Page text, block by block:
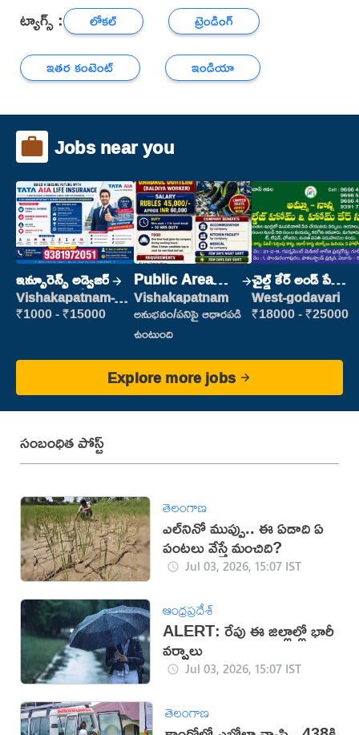
ట్యాగ్స్ : లోకల్
ట్రెండింగ్
ఇతర కంటెంట్
ఇండియా
Jobs near you
ఇన్సూరెన్స్ అడ్వైజర్
Vishakapatnam-
new
₹1000 - ₹15000
Public Area
Cleaner
Vishakapatnam
అనుభవం/పనిపై ఆధారపడి
ఉంటుంది
చైల్డ్ కేర్ అండ్ పేషెంట్
కేర్
West-godavari
₹18000 - ₹25000
Explore more jobs
సంబంధిత పోస్ట్
తెలంగాణ
ఎల్‌నినో ముప్పు.. ఈ ఏడాది ఏ
పంటలు వేస్తే మంచిది?
Jul 03, 2026, 15:07 IST
ఆంధ్రప్రదేశ్
ALERT: రేపు ఈ జిల్లాల్లో భారీ
వర్షాలు
Jul 03, 2026, 15:07 IST
తెలంగాణ